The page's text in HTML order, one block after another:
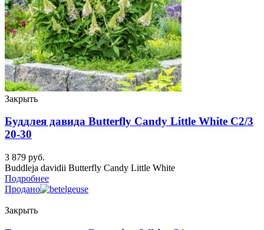
Закрыть
Буддлея давида Butterfly Candy Little White C2/3
20-30
3 879 руб.
Buddleja davidii Butterfly Candy Little White
Подробнее
Продано
Закрыть